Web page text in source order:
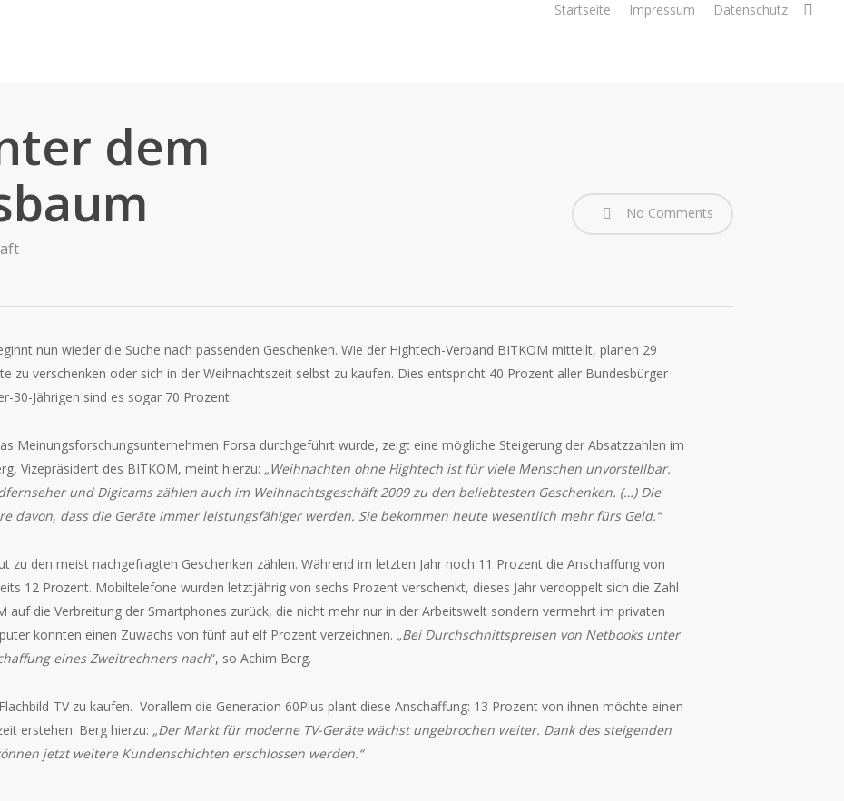
Startseite Impressum Datenschutz
dem
No Comments
nun wieder die Suche nach passenden Geschenken. Wie der Hightech-Verband BITKOM mitteilt, planen 29
zu verschenken oder sich in der Weihnachtszeit selbst zu kaufen. Dies entspricht 40 Prozent aller Bundesbürger
30-Jährigen sind es sogar 70 Prozent.
Meinungsforschungsunternehmen Forsa durchgeführt wurde, zeigt eine mögliche Steigerung der Absatzzahlen im
Vizepräsident des BITKOM, meint hierzu: „Weihnachten ohne Hightech ist für viele Menschen unvorstellbar.
und Digicams zählen auch im Weihnachtsgeschäft 2009 zu den beliebtesten Geschenken. (…) Die
davon, dass die Geräte immer leistungsfähiger werden. Sie bekommen heute wesentlich mehr fürs Geld.“
zu den meist nachgefragten Geschenken zählen. Während im letzten Jahr noch 11 Prozent die Anschaffung von
12 Prozent. Mobiltelefone wurden letztjährig von sechs Prozent verschenkt, dieses Jahr verdoppelt sich die Zahl
auf die Verbreitung der Smartphones zurück, die nicht mehr nur in der Arbeitswelt sondern vermehrt im privaten
konnten einen Zuwachs von fünf auf elf Prozent verzeichnen. „Bei Durchschnittspreisen von Netbooks unter
eines Zweitrechners nach“, so Achim Berg.
TV zu kaufen. Vorallem die Generation 60Plus plant diese Anschaffung: 13 Prozent von ihnen möchte einen
erstehen. Berg hierzu: „Der Markt für moderne TV-Geräte wächst ungebrochen weiter. Dank des steigenden
jetzt weitere Kundenschichten erschlossen werden.“